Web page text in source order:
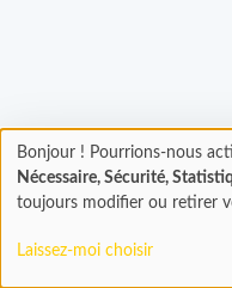
Chargement
En cours...
Bonjour ! Pourrions-nous
Nécessaire, Sécurité,
toujours modifier ou retirer
Laissez-moi choisir